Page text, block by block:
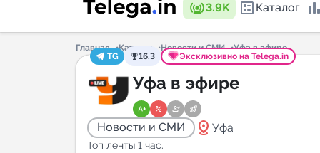
3.9K Каталог
Каталог
Главная Каталог Новости и СМИ
Уфа в эфире
TG
16.3 Эксклюзивно на Telega.in
Уфа в эфире
Новости и СМИ distance Уфа
Топ ленты 1 час.